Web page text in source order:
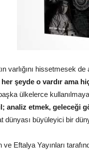
varlığını hissetmesek
şeyde o vardır ama
ülkelerce kullanılmaya
analiz etmek, geleceği
dünyası büyüleyici bir
Eftalya Yayınları